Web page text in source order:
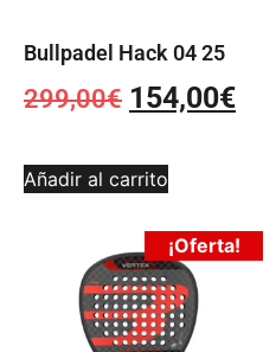
Bullpadel Hack 04 25
299,00€ 154,00€
Añadir al carrito
¡Oferta!